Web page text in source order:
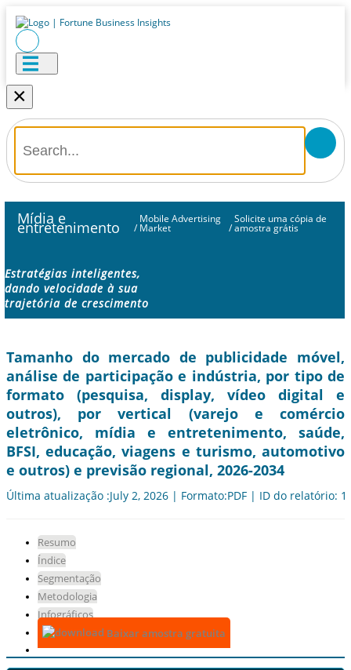
×
Mídia e
entretenimento /
Mobile Advertising
Market /
Solicite uma cópia de
amostra grátis
Estratégias inteligentes,
dando velocidade à sua
trajetória de crescimento
Tamanho do mercado de publicidade móvel,
análise de participação e indústria, por tipo de
formato (pesquisa, display, vídeo digital e
outros), por vertical (varejo e comércio
eletrônico, mídia e entretenimento, saúde,
BFSI, educação, viagens e turismo, automotivo
e outros) e previsão regional, 2026-2034
Última atualização :July 2, 2026 | Formato:PDF | ID do relatório:
Resumo
Índice
Segmentação
Metodologia
Infográficos
Baixar amostra gratuita